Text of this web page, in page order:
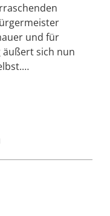
und für
äußert sich nun